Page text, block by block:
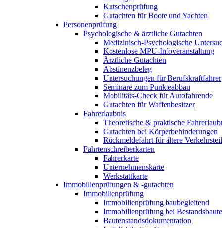
Kutschenprüfung
Gutachten für Boote und Yachten
Personenprüfung
Psychologische & ärztliche Gutachten
Medizinisch-Psychologische
Kostenlose MPU-Infoveranstaltung
Ärztliche Gutachten
Abstinenzbeleg
Untersuchungen für Berufskraftfahrer
Seminare zum Punkteabbau
Mobilitäts-Check für Autofahrende
Gutachten für Waffenbesitzer
Fahrerlaubnis
Theoretische & praktische
Gutachten bei Körperbehinderungen
Rückmeldefahrt für ältere
Fahrtenschreiberkarten
Fahrerkarte
Unternehmenskarte
Werkstattkarte
Immobilienprüfungen & -gutachten
Immobilienprüfung
Immobilienprüfung baubegleitend
Immobilienprüfung bei
Bautenstandsdokumentation